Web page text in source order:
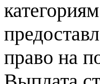
право на